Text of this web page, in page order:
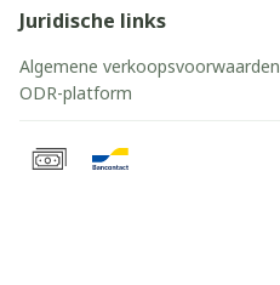
Juridische links
Algemene verkoopsvoorwaarden
ODR-platform